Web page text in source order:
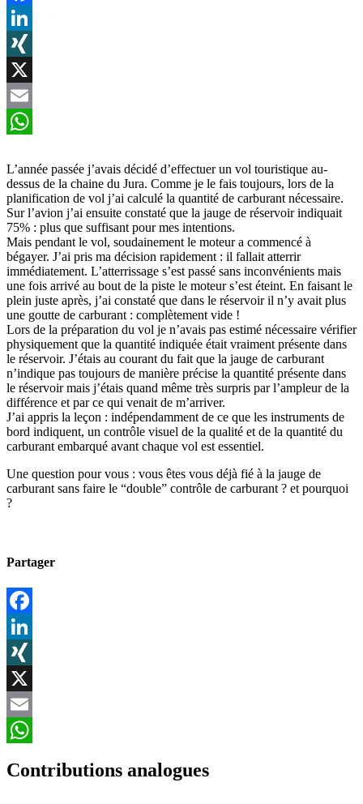
Facebook
LinkedIn
XING
X
Email
L’année passée j’avais décidé d’effectuer un vol touristique au-
dessus de la chaine du Jura. Comme je le fais toujours, lors de la
planification de vol j’ai calculé la quantité de carburant nécessaire.
Sur l’avion j’ai ensuite constaté que la jauge de réservoir indiquait
75% : plus que suffisant pour mes intentions.
Mais pendant le vol, soudainement le moteur a commencé à
bégayer. J’ai pris ma décision rapidement : il fallait atterrir
immédiatement. L’atterrissage s’est passé sans inconvénients mais
une fois arrivé au bout de la piste le moteur s’est éteint. En faisant le
plein juste après, j’ai constaté que dans le réservoir il n’y avait plus
une goutte de carburant : complètement vide !
Lors de la préparation du vol je n’avais pas estimé nécessaire vérifier
physiquement que la quantité indiquée était vraiment présente dans
le réservoir. J’étais au courant du fait que la jauge de carburant
n’indique pas toujours de manière précise la quantité présente dans
le réservoir mais j’étais quand même très surpris par l’ampleur de la
différence et par ce qui venait de m’arriver.
J’ai appris la leçon : indépendamment de ce que les instruments de
bord indiquent, un contrôle visuel de la qualité et de la quantité du
carburant embarqué avant chaque vol est essentiel.
Une question pour vous : vous êtes vous déjà fié à la jauge de
carburant sans faire le “double” contrôle de carburant ? et pourquoi
?
Partager
Facebook
LinkedIn
XING
X
Email
Contributions analogues